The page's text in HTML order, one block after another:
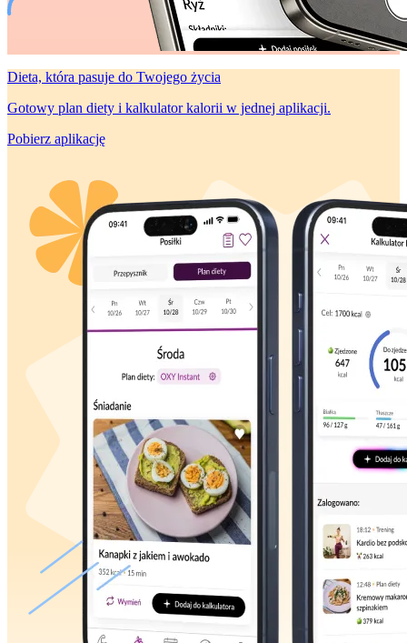
Dieta, która pasuje do Twojego życia
Gotowy plan diety i kalkulator kalorii w jednej aplikacji.
Pobierz aplikację